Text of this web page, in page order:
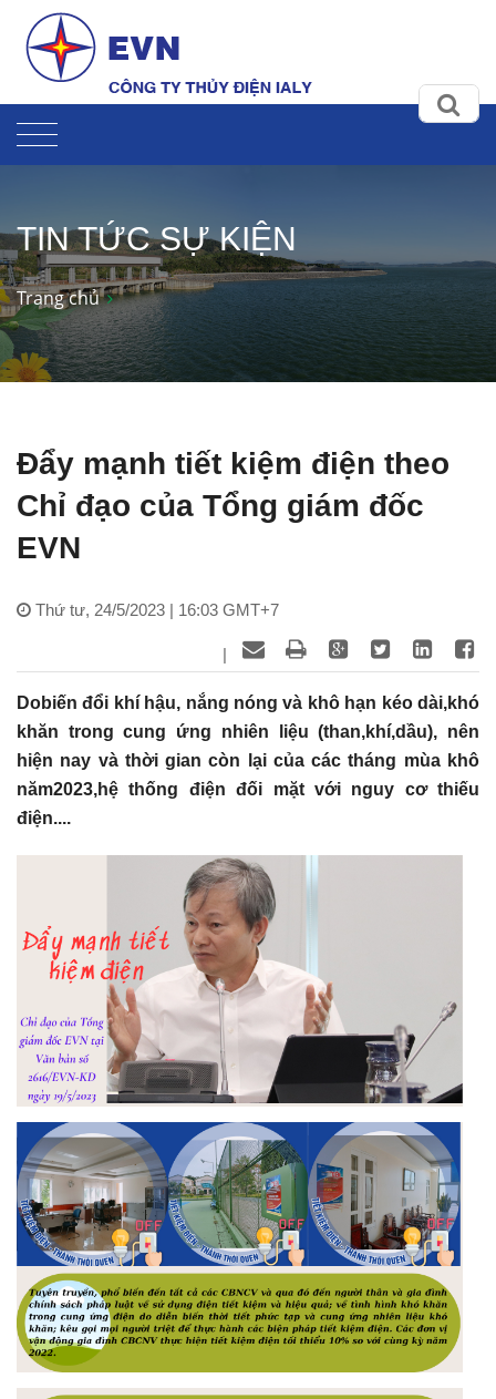
TIN TỨC SỰ KIỆN
Trang chủ
Đẩy mạnh tiết kiệm điện theo
Chỉ đạo của Tổng giám đốc
EVN
Thứ tư, 24/5/2023 | 16:03 GMT+7
|
Dobiến đổi khí hậu, nắng nóng và khô hạn kéo dài,khó
khăn trong cung ứng nhiên liệu (than,khí,dầu), nên
hiện nay và thời gian còn lại của các tháng mùa khô
năm2023,hệ thống điện đối mặt với nguy cơ thiếu
điện....